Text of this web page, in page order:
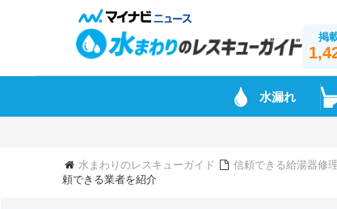
掲
水漏れ
水まわりのレスキューガイド 信頼できる給湯器修
頼できる業者を紹介